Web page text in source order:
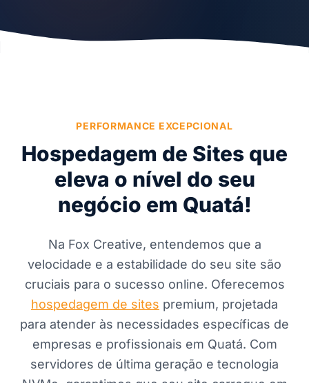
PERFORMANCE EXCEPCIONAL
Hospedagem de Sites que
eleva o nível do seu
negócio em Quatá!
Na Fox Creative, entendemos que a
velocidade e a estabilidade do seu site são
cruciais para o sucesso online. Oferecemos
hospedagem de sites premium, projetada
para atender às necessidades específicas de
empresas e profissionais em Quatá. Com
servidores de última geração e tecnologia